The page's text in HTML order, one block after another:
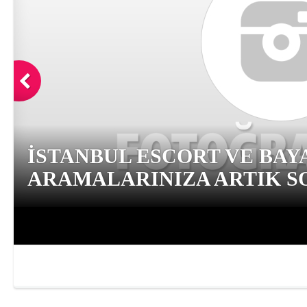
İSTANBUL ESCORT VE
ARAMALARINIZA ARTIK